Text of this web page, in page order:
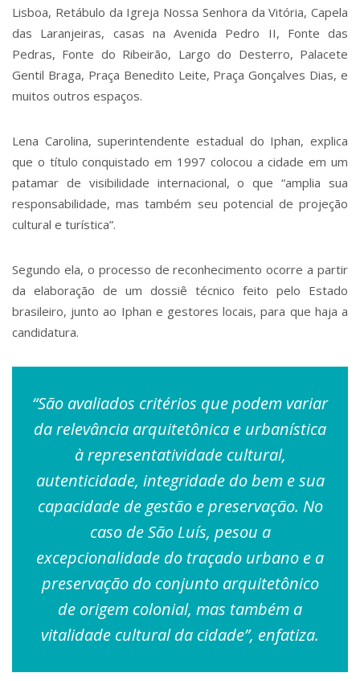
Lisboa, Retábulo da Igreja Nossa Senhora da Vitória, Capela
das Laranjeiras, casas na Avenida Pedro II, Fonte das
Pedras, Fonte do Ribeirão, Largo do Desterro, Palacete
Gentil Braga, Praça Benedito Leite, Praça Gonçalves Dias, e
muitos outros espaços.
Lena Carolina, superintendente estadual do Iphan, explica
que o título conquistado em 1997 colocou a cidade em um
patamar de visibilidade internacional, o que “amplia sua
responsabilidade, mas também seu potencial de projeção
cultural e turística”.
Segundo ela, o processo de reconhecimento ocorre a partir
da elaboração de um dossiê técnico feito pelo Estado
brasileiro, junto ao Iphan e gestores locais, para que haja a
candidatura.
“São avaliados critérios que podem variar
da relevância arquitetônica e urbanística
à representatividade cultural,
autenticidade, integridade do bem e sua
capacidade de gestão e preservação. No
caso de São Luís, pesou a
excepcionalidade do traçado urbano e a
preservação do conjunto arquitetônico
de origem colonial, mas também a
vitalidade cultural da cidade”, enfatiza.